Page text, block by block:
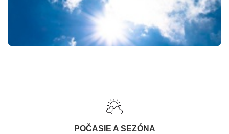
POČASIE A SEZÓNA